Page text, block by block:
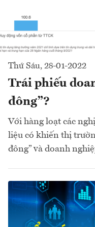
Thứ Sáu, 28-01-2022
Trái phiếu
đông”?
Với hàng loạt các
liệu có khiến thị
đông” và doanh